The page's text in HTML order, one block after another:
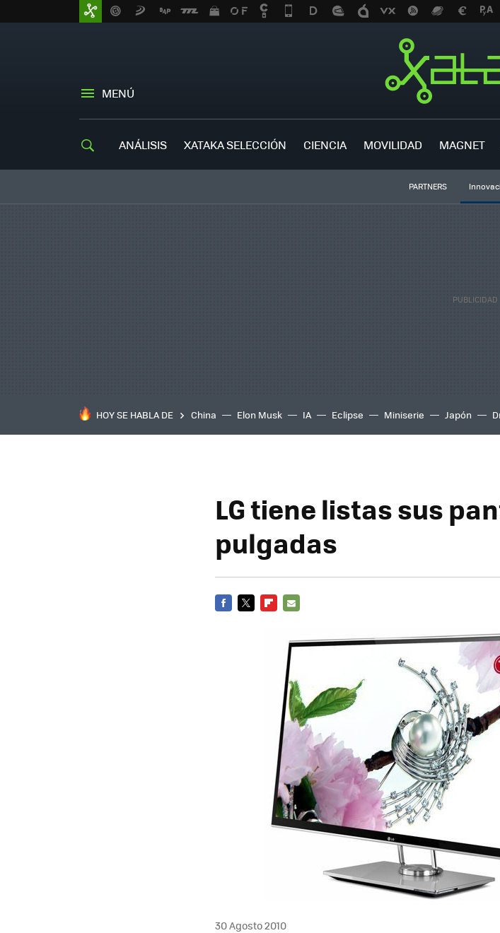
MENÚ
ANÁLISIS XATAKA SELECCIÓN CIENCIA MOVILIDAD MAGNET
PARTNERS
HOY SE HABLA DE China Elon Musk IA Eclipse Miniserie Japón
LG tiene listas sus
pulgadas
MAIL
30 Agosto 2010